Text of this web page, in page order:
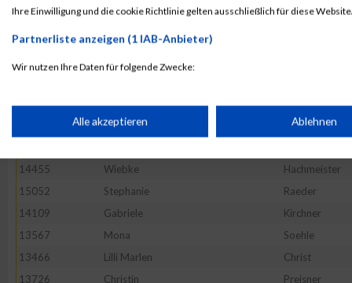
15160
Marianne Vierheilig
15069
Petra
14510
Martina Kraft
Marta Nyeso
14455
Wiebke Hachmeister
15052
Stephanie Raeder
14109
Gabriele Kirchner
13567
Mona Soehle
13466
Lilli Marlen Christ
13726
Christin Preisner
Ihre Einwilligung und die cookie Richtlinie gelten ausschließlich für diese
Partnerliste anzeigen (1 IAB-Anbieter)
Wir nutzen Ihre Daten für folgende Zwecke:
Speichern von oder Zugriff auf Informationen auf einem
Verwendung reduzierter Daten zur Auswahl von Werbeanzeigen
Erstellung von Profilen für personalisierte Werbung
Verwendung von Profilen zur Auswahl personalisierter Werbung
Alle akzeptieren Ablehnen